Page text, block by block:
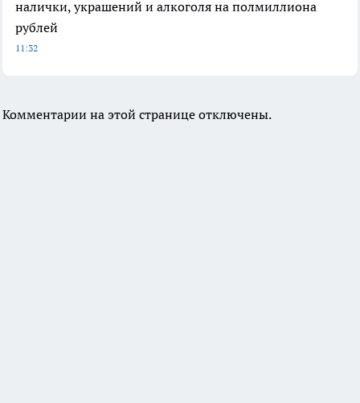
налички, украшений и алкоголя на полмиллиона
рублей
11:32
Комментарии на этой странице отключены.